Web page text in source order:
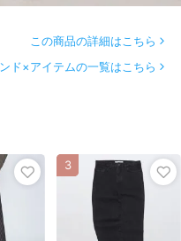
この商品の詳細はこちら
ド×アイテムの一覧はこちら
3